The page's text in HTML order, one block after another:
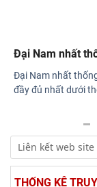
Đại Nam nhất
Đại Nam nhất
đầy đủ nhất dưới
THỐNG KÊ